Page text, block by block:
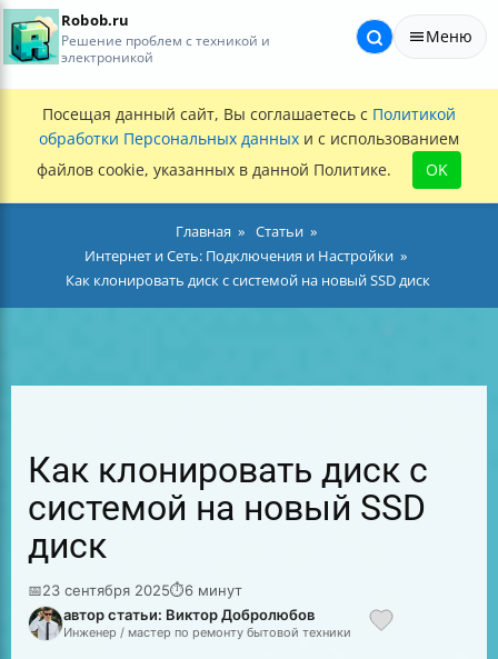
Robob.ru
Решение проблем с техникой и
электроникой
Меню
Посещая данный сайт, Вы соглашаетесь с Политикой
обработки Персональных данных и с использованием
файлов cookie, указанных в данной Политике.
OK
Главная
Статьи
Интернет и Сеть: Подключения и Настройки
Как клонировать диск с системой на новый SSD диск
Как клонировать диск с
системой на новый SSD
диск
📅23 сентября 2025⏱6 минут
автор статьи: Виктор Добролюбов
Инженер / мастер по ремонту бытовой техники